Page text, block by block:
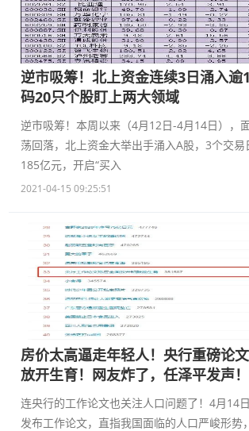
逆市吸筹！北上资金连续3日涌入逾
码20只个股盯上两大领域
逆市吸筹！本周以来（4月12日-4月14日），
荡回落，北上资金大举出手涌入A股，3个交
185亿元，开启“买入
2021-04-15 09:25:51
房价太高逼走年轻人！央行重磅论
放开生育！网友炸了，任泽平发声！
连央行的工作论文也关注人口问题了！4月14
发布工作论文，直指我国面临的人口严峻形势